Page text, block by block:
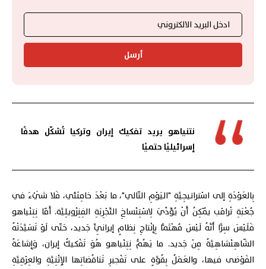
أرسل
نتنياهو يريد تفكيك إيران وتركيا تُشكّل هدفًا
إسرائيليًا حتميًا
بِالعَوْدَةِ إلى اسْتراتيجِيَّةِ "اليَوْمِ التّالي"، ما بَعْدَ خامِنَئي، فَلا شَيْءَ في
جُعْبَةِ تْرامْب يُمْكِنُ أَنْ يُؤَدِّيَ لِاسْتِنْساخِ التَّجْرِبَةِ الفِنِزْويلِيَّة. أَمّا نِتِنْياهو
فَلَيْسَ سِرًّا أَنَّهُ لَيْسَ مُهْتَمًّا بِإِنْتاجِ نِظامٍ إيرانِيٍّ جَديد، حَتّى لَوْ تَسَيَّدَتْهُ
الشّاهِنْشاهِيَّةُ مِنْ جَديد. ما يَهُمُّ نِتِنْياهو هُوَ تَفْكيكُ إيران، وَإِشاعَةُ
الفَوْضى فيها، والعَمَلُ بِقُوَّةٍ على تَفْجيرِ تَناقُضاتِها الإِثْنِيَّةِ والعِرْقِيَّةِ